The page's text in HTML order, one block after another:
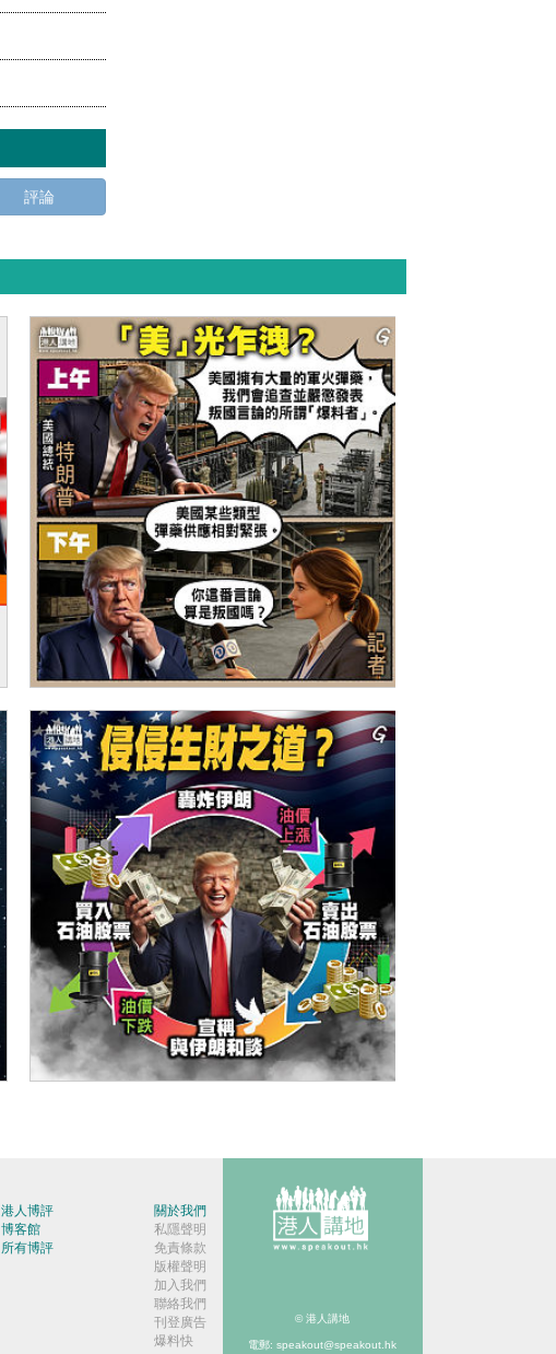
評論
港人博評
博客館
所有博評
關於我們
私隱聲明
免責條款
版權聲明
加入我們
聯絡我們
刊登廣告
爆料快
© 港人講地
電郵: speakout@speakout.hk